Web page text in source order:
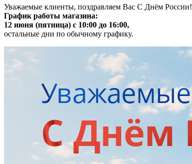
Уважаемые клиенты, поздравляем Вас С Днём России!
График работы магазина:
12 июня (пятница) с 10:00 до 16:00,
остальные дни по обычному графику.